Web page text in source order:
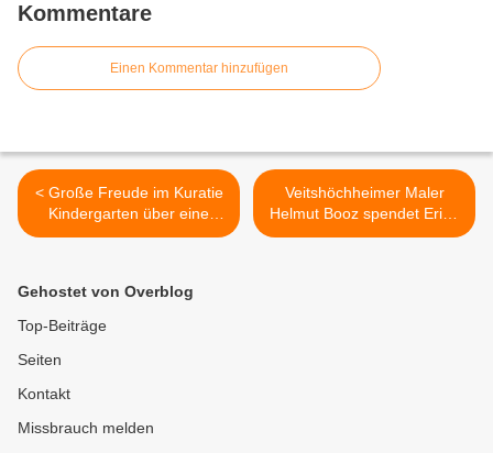
Kommentare
Einen Kommentar hinzufügen
< Große Freude im Kuratie
Kindergarten über eine
BFW-Spende
Veitshöchheimer Maler
Helmut Booz spendet Erich
Kästner-Portrait der
Gehostet von Overblog
Top-Beiträge
Seiten
Kontakt
Missbrauch melden